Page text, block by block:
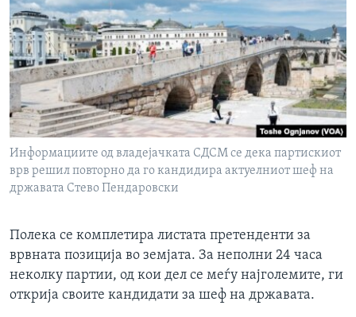
ИНТЕРВЈУА
Јазици
Информациите од владејачката СДСМ се дека партискиот
врв решил повторно да го кандидира актуелниот шеф на
државата Стево Пендаровски
Полека се комплетира листата претенденти за
врвната позиција во земјата. За неполни 24 часа
неколку партии, од кои дел се меѓу најголемите, ги
открија своите кандидати за шеф на државата.